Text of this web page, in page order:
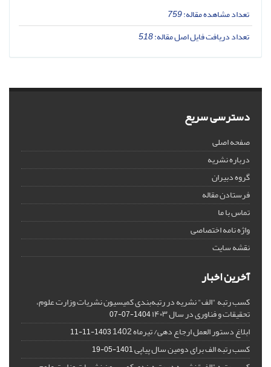
تعداد مشاهده مقاله:759
تعداد دریافت فایل اصل مقاله:518
دسترسی سریع
صفحه اصلی
درباره نشریه
گروه دبیران
فرستادن مقاله
تماس با ما
واژه نامه اختصاصی
نقشه سایت
آخرین اخبار
کسب رتبه "الف" نشریه در رتبه‌بندی کمیسیون نشریات وزارت علوم،
تحقیقات و فناوری در سال ۱۴۰۳ 1404-07-07
ابلاغ دستور العمل ارجاع دهی/ تیرماه 1402 1403-11-11
کسب رتبه الف برای دومین سال پیاپی1401-05-19